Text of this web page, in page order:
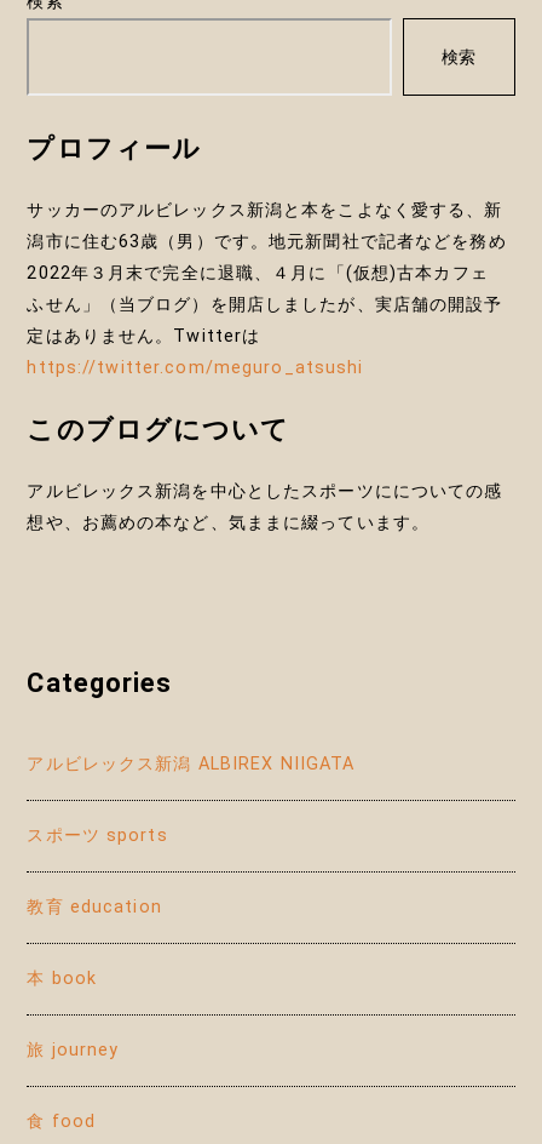
ペ
ー
ジ
送
り
ー
検索
プロフィール
サッカーのアルビレックス新潟と本をこよなく愛する、新
潟市に住む63歳（男）です。地元新聞社で記者などを務め
2022年３月末で完全に退職、４月に「(仮想)古本カフェ
ふせん」（当ブログ）を開店しましたが、実店舗の開設予
定はありません。Twitterは
https://twitter.com/meguro_atsushi
このブログについて
アルビレックス新潟を中心としたスポーツにについての感
想や、お薦めの本など、気ままに綴っています。
Categories
アルビレックス新潟 ALBIREX NIIGATA
スポーツ sports
教育 education
本 book
旅 journey
食 food